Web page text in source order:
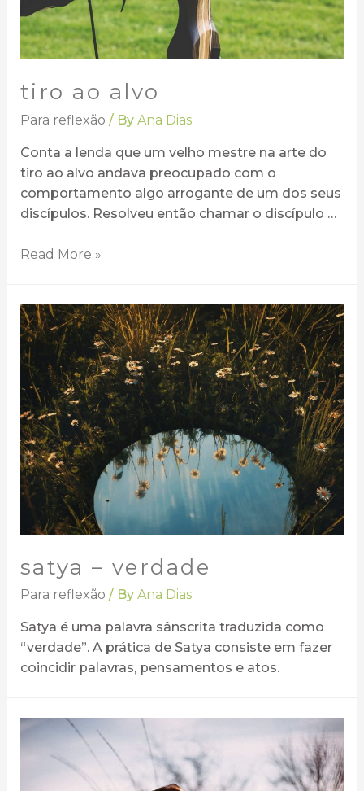
tiro ao alvo
Para reflexão / By Ana Dias
Conta a lenda que um velho mestre na arte do
tiro ao alvo andava preocupado com o
comportamento algo arrogante de um dos seus
discípulos. Resolveu então chamar o discípulo …
Read More »
satya – verdade
Para reflexão / By Ana Dias
Satya é uma palavra sânscrita traduzida como
“verdade”. A prática de Satya consiste em fazer
coincidir palavras, pensamentos e atos.